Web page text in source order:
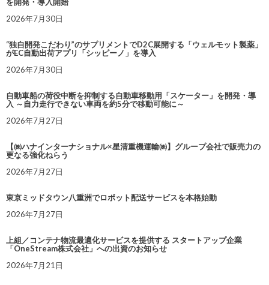
を開発・導入開始
2026年7月30日
“独自開発こだわり”のサプリメントでD2C展開する「ウェルモット製薬」
がEC自動出荷アプリ「シッピーノ」を導入
2026年7月30日
自動車船の荷役中断を抑制する自動車移動用「スケーター」を開発・導
入 ～自力走行できない車両を約5分で移動可能に～
2026年7月27日
【㈱ハナインターナショナル×星清重機運輸㈱】グループ会社で販売力の
更なる強化ねらう
2026年7月27日
東京ミッドタウン八重洲でロボット配送サービスを本格始動
2026年7月27日
上組／コンテナ物流最適化サービスを提供する スタートアップ企業
「OneStream株式会社」への出資のお知らせ
2026年7月21日